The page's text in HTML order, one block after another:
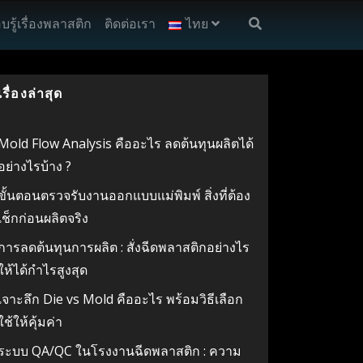
รู้เรื่องพลาสติก ติดต่อเรา ไทย
รื่องล่าสุด
Flow Analysis คืออะไร ลดต้นทุนผลิตได้
ย่างไรบ้าง ?
นตอนตรวจรับงานออกแบบแม่พิมพ์ สิ่งที่ต้อง
ช็กก่อนผลิตจริง
ารลดต้นทุนการผลิต : สั่งฉีดพลาสติกอย่างไร
ห้ได้กำไรสูงสุด
จาะลึก Die vs Mold คืออะไร พร้อมวิธีเลือก
ช้ให้คุ้มค่า
ะบบ QA/QC ในโรงงานฉีดพลาสติก : ความ